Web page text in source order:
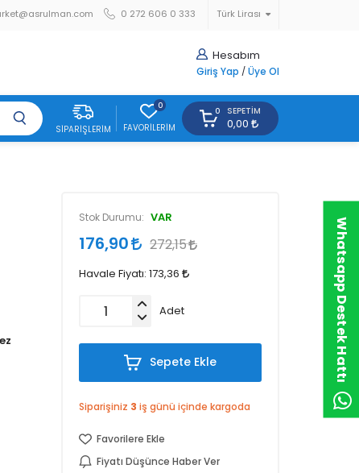
Türk Lirası
0 272 606 0 333
Hesabım
Giriş Yap / Üye Ol
SIPARIŞLERIM
0
FAVORILERIM
0 SEPETIM
0,00
Stok Durumu: VAR
176,90 272,15
Havale Fiyatı:173,36
Adet
Sepete Ekle
Siparişiniz 3 iş günü içinde kargoda
Favorilere Ekle
Fiyatı Düşünce Haber Ver
Whatsapp Destek Hattı